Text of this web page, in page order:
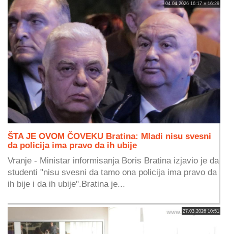
04.04.2026 16:17 » 16:29
ŠTA JE OVOM ČOVEKU Bratina: Mladi nisu svesni
da policija ima pravo da ih ubije
Vranje - Ministar informisanja Boris Bratina izjavio je da
studenti "nisu svesni da tamo ona policija ima pravo da
ih bije i da ih ubije".Bratina je...
27.03.2026 10:51